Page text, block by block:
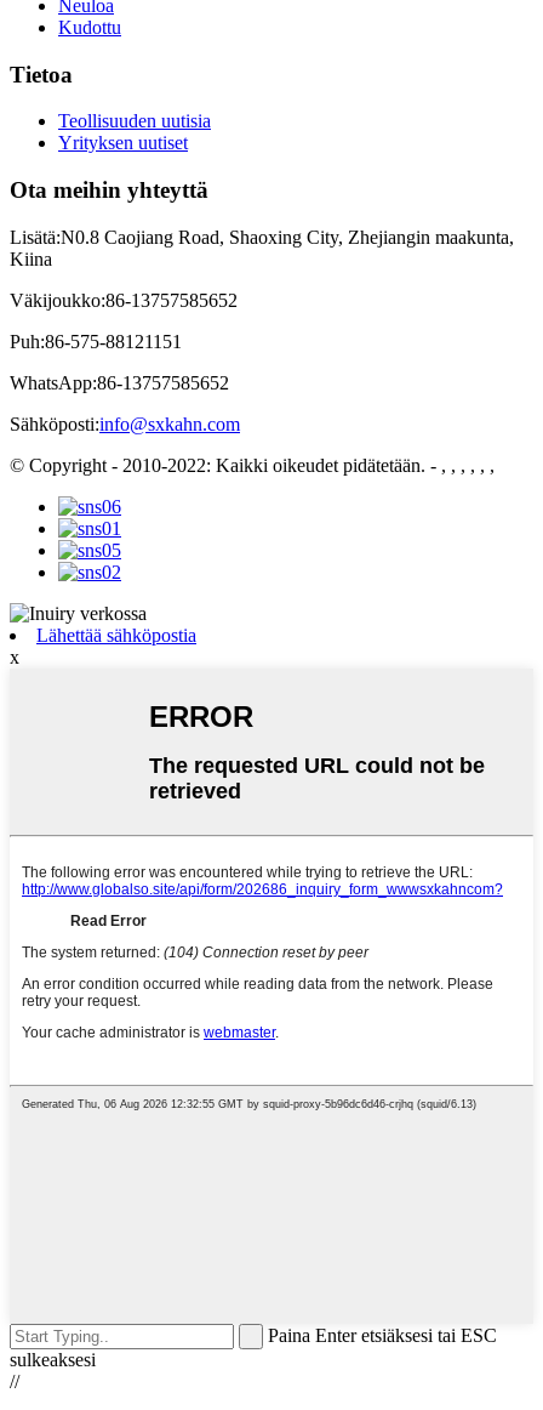
Neuloa
Kudottu
Tietoa
Teollisuuden uutisia
Yrityksen uutiset
Ota meihin yhteyttä
Lisätä:N0.8 Caojiang Road, Shaoxing City, Zhejiangin maakunta,
Kiina
Väkijoukko:86-13757585652
Puh:86-575-88121151
WhatsApp:86-13757585652
Sähköposti:info@sxkahn.com
© Copyright - 2010-2022: Kaikki oikeudet pidätetään. - , , , , , ,
Lähettää sähköpostia
x
Paina Enter etsiäksesi tai ESC
sulkeaksesi
//